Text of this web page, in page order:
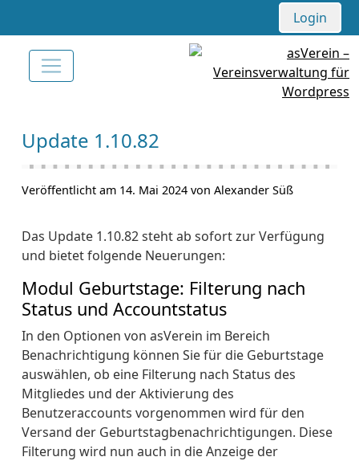
Login
Update 1.10.82
Veröffentlicht am 14. Mai 2024 von Alexander Süß
Das Update 1.10.82 steht ab sofort zur Verfügung
und bietet folgende Neuerungen:
Modul Geburtstage: Filterung nach
Status und Accountstatus
In den Optionen von asVerein im Bereich
Benachrichtigung können Sie für die Geburtstage
auswählen, ob eine Filterung nach Status des
Mitgliedes und der Aktivierung des
Benutzeraccounts vorgenommen wird für den
Versand der Geburtstagbenachrichtigungen. Diese
Filterung wird nun auch in die Anzeige der